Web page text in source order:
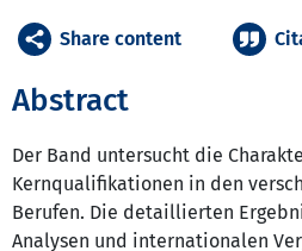
Abstract
Der Band untersucht die
Kernqualifikationen in den
Berufen. Die detaillierten
Analysen und internationalen
Share content